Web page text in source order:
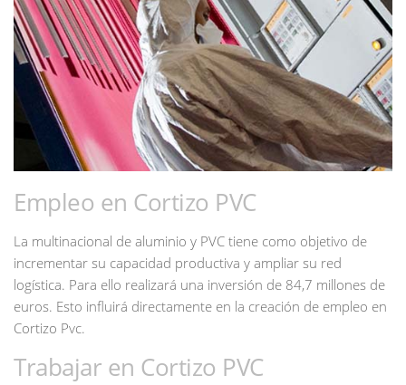
Empleo en Cortizo PVC
La multinacional de aluminio y PVC tiene como objetivo de
incrementar su capacidad productiva y ampliar su red
logística. Para ello realizará una inversión de 84,7 millones de
euros. Esto influirá directamente en la creación de empleo en
Cortizo Pvc.
Trabajar en Cortizo PVC